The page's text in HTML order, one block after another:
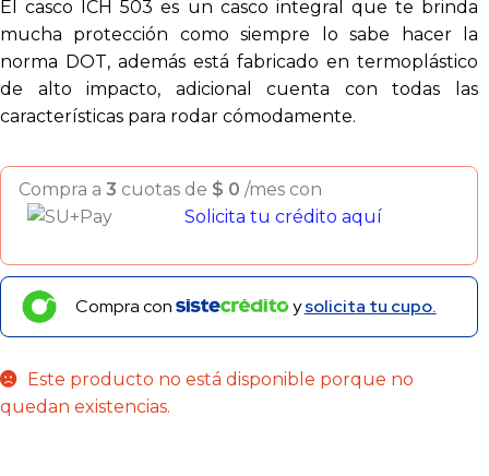
El casco ICH 503 es un casco integral que te brinda
mucha protección como siempre lo sabe hacer la
norma DOT, además está fabricado en termoplástico
de alto impacto, adicional cuenta con todas las
características para rodar cómodamente.
Compra a 3 cuotas de $ 0 /mes con
Solicita tu crédito aquí
Compra con ysolicita tu cupo.
Este producto no está disponible porque no
quedan existencias.